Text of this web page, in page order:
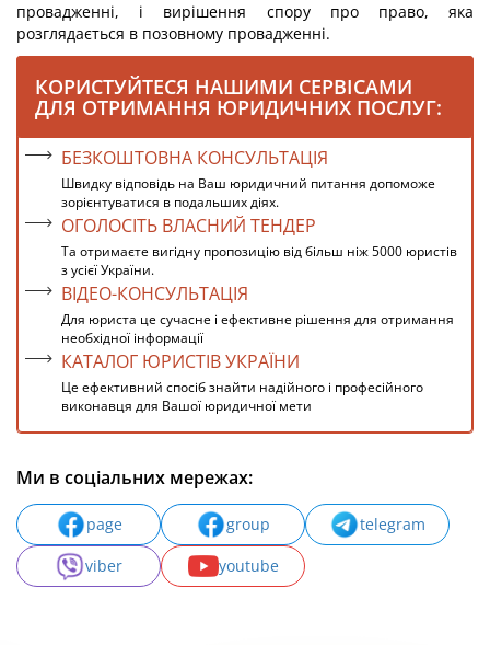
провадженні, і вирішення спору про право, яка
розглядається в позовному провадженні.
КОРИСТУЙТЕСЯ НАШИМИ СЕРВІСАМИ
ДЛЯ ОТРИМАННЯ ЮРИДИЧНИХ ПОСЛУГ:
БЕЗКОШТОВНА КОНСУЛЬТАЦІЯ
Швидку відповідь на Ваш юридичний питання допоможе
зорієнтуватися в подальших діях.
ОГОЛОСІТЬ ВЛАСНИЙ ТЕНДЕР
Та отримаєте вигідну пропозицію від більш ніж 5000 юристів
з усієї України.
ВІДЕО-КОНСУЛЬТАЦІЯ
Для юриста це сучасне і ефективне рішення для отримання
необхідної інформації
КАТАЛОГ ЮРИСТІВ УКРАЇНИ
Це ефективний спосіб знайти надійного і професійного
виконавця для Вашої юридичної мети
Ми в соціальних мережах:
page group
telegram
viber
youtube